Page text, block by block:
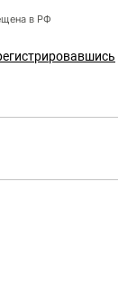
в РФ